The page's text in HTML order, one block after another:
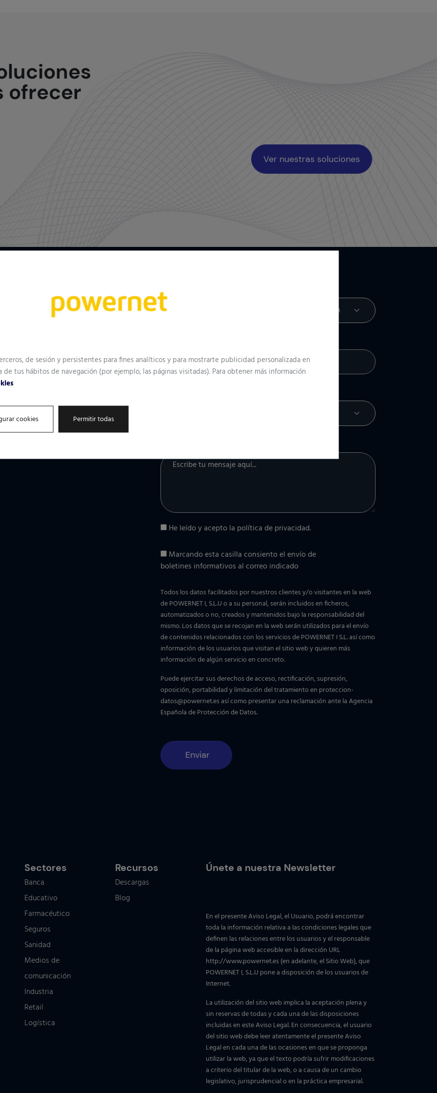
ofrecer
Ver nuestras soluciones
desarrolladores u
algunos datos y
He leído y acepto la política de privacidad.
Marcando esta casilla consiento el envío de
boletines informativos al correo indicado
Todos los datos facilitados por nuestros clientes y/o visitantes en la web
de POWERNET I, S.L.U o a su personal, serán incluidos en ficheros,
automatizados o no, creados y mantenidos bajo la responsabilidad del
mismo. Los datos que se recojan en la web serán utilizados para el envío
de contenidos relacionados con los servicios de POWERNET I S.L. así como
información de los usuarios que visitan el sitio web y quieren más
información de algún servicio en concreto.
Puede ejercitar sus derechos de acceso, rectificación, supresión,
oposición, portabilidad y limitación del tratamiento en proteccion-
datos@powernet.esasí como presentar una reclamación ante la Agencia
Española de Protección de Datos.
Sectores
Banca
Educativo
Farmacéutico
Seguros
Sanidad
Medios de
comunicación
Industria
Retail
Logística
Recursos
Descargas
Blog
Únete a nuestra Newsletter
En el presente Aviso Legal, el Usuario, podrá encontrar
toda la información relativa a las condiciones legales que
definen las relaciones entre los usuarios y el responsable
de la página web accesible en la dirección URL
http://www.powernet.es (en adelante, el Sitio Web), que
POWERNET I, S.L.U pone a disposición de los usuarios de
Internet.
La utilización del sitio web implica la aceptación plena y
sin reservas de todas y cada una de las disposiciones
incluidas en este Aviso Legal. En consecuencia, el usuario
del sitio web debe leer atentamente el presente Aviso
Legal en cada una de las ocasiones en que se proponga
utilizar la web, ya que el texto podría sufrir modificaciones
a criterio del titular de la web, o a causa de un cambio
legislativo, jurisprudencial o en la práctica empresarial.
de sesión y persistentes para fines analíticos y para mostrarte publicidad personalizada en
de tus hábitos de navegación (por ejemplo, las páginas visitadas). Para obtener más información
cookies Permitir todas